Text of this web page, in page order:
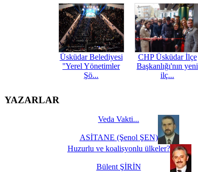
Üsküdar Belediyesi
''Yerel Yönetimler
Şö...
CHP Üsküdar İlçe
Başkanlığı'nın yeni
ilç...
YAZARLAR
Veda Vakti...
ASİTANE (Şenol ŞEN)
Huzurlu ve koalisyonlu ülkeler?
Bülent ŞİRİN